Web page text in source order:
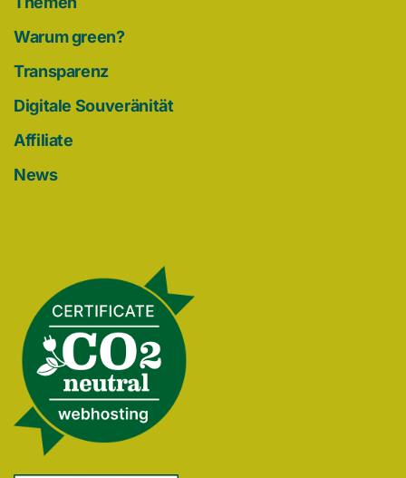
Warum green?
Transparenz
Digitale Souveränität
Affiliate
News